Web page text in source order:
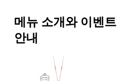
메뉴 소개와 이벤트
안내